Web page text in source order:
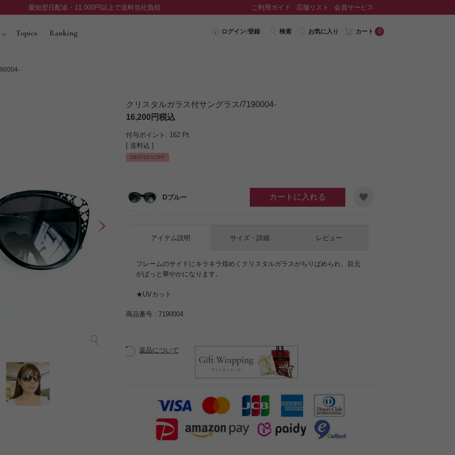
最短翌日配送・11,000円以上で送料当社負担 ご利用ガイド 店舗リスト 会員サービス
Topics Ranking ログイン/登録 検索 お気に入り カート 0
クリスタルガラス付サングラス/7190004-
16,200
税込
付与ポイント: 162 Pt.
送料込
2BUY10％OFF
Dブルー カートに入れる
アイテム説明
フレームのサイドにキラキラ煌めくクリスタルガラスがちりばめられ、目元
がぱっと華やかになります。
★UVカット
サイズ・詳細 レビュー
商品番号 7190004
返品について